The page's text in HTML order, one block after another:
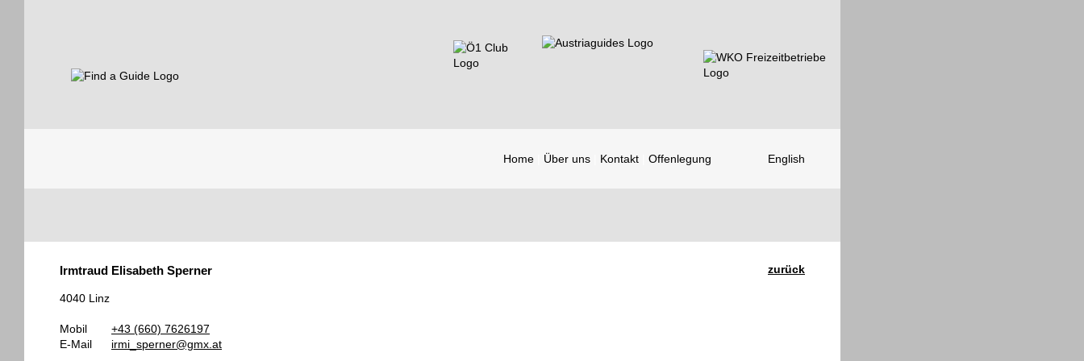
Home Über uns Kontakt Offenlegung English
Guides
zurück
Irmtraud Elisabeth Sperner
4040 Linz
Mobil
+43 (660) 7626197
E-Mail
irmi_sperner@gmx.at